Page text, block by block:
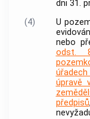
dni 31.
(4)
U
nebo
odst.
úpravě
předpisů